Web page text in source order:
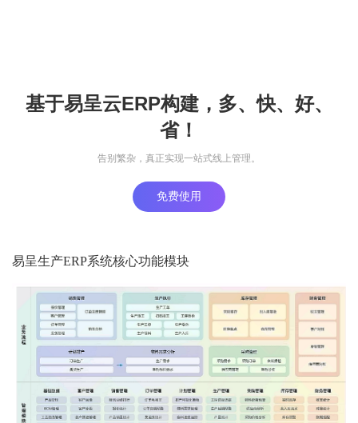
基于易呈云ERP构建，多、快、好、
省！
告别繁杂，真正实现一站式线上管理。
免费使用
易呈生产ERP系统核心功能模块